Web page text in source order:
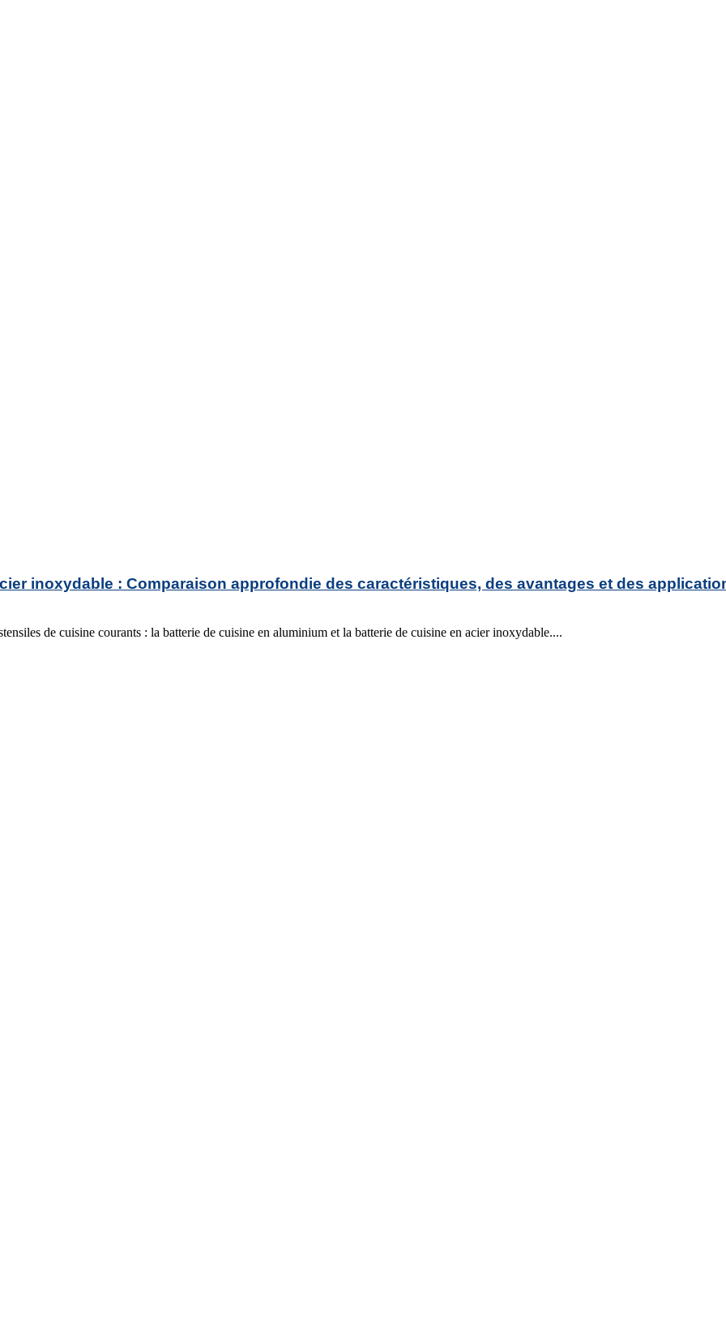
inoxydable : Comparaison approfondie des caractéristiques, des avantages et des
de cuisine courants : la batterie de cuisine en aluminium et la batterie de cuisine en acier inoxydable....